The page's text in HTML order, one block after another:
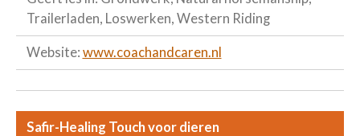
Trailerladen, Loswerken, Western Riding
Website: www.coachandcaren.nl
Safir-Healing Touch voor dieren